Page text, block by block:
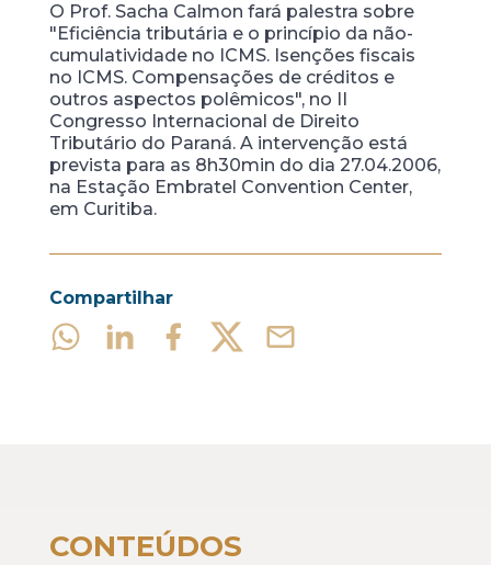
O Prof. Sacha Calmon fará palestra sobre
"Eficiência tributária e o princípio da não-
cumulatividade no ICMS. Isenções fiscais
no ICMS. Compensações de créditos e
outros aspectos polêmicos", no II
Congresso Internacional de Direito
Tributário do Paraná. A intervenção está
prevista para as 8h30min do dia 27.04.2006,
na Estação Embratel Convention Center,
em Curitiba.
Compartilhar
CONTEÚDOS